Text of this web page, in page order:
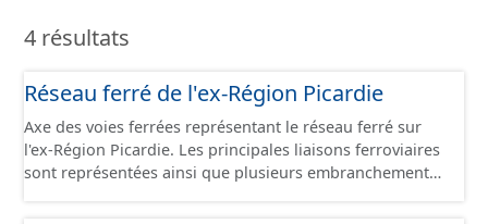
4 résultats
Réseau ferré de l'ex-Région Picardie
Axe des voies ferrées représentant le réseau ferré sur
l'ex-Région Picardie. Les principales liaisons ferroviaires
sont représentées ainsi que plusieurs embranchements